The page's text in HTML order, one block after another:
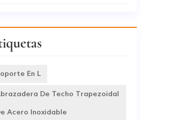
En L
De Techo Trapezoidal
Acero Inoxidable